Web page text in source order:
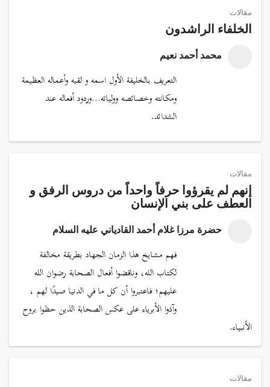
مقالات
الخلفاء الراشدون
محمد أحمد نعيم
التعريف بالخليفة الأول اسمه و لقبه وأعماله العظيمة
ومكانته وخصائصه وولياته…وردود أفعاله عند
الشدائد.
مقالات
إنهم لم يقرؤوا حرفاً واحداً من دروس الرفق و
العطف على بني الإنسان
حضرة مرزا غلام أحمد القادياني عليه السلام
فهم مشايخ هذا الزمان الجهاد بطريقة مخالفة
لكتاب الله، وناقضوا أفعال الصحابة رضوان الله
عليهم؛ فاعتبروا أن كل ما في الدنيا صيدًا لهم ،
وآذوا الأبرياء على عكس الصحابة الذين حظوا بروح
الأنبياء.
مقالات